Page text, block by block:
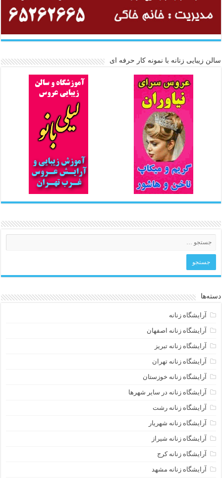
سالن زیبایی زنانه با نمونه کار حرفه ای
دسته‌ها
آرایشگاه زنانه
آرایشگاه زنانه اصفهان
آرایشگاه زنانه تبریز
آرایشگاه زنانه تهران
آرایشگاه زنانه خوزستان
آرایشگاه زنانه در سایر شهرها
آرایشگاه زنانه رشت
آرایشگاه زنانه شهریار
آرایشگاه زنانه شیراز
آرایشگاه زنانه کرج
آرایشگاه زنانه مشهد